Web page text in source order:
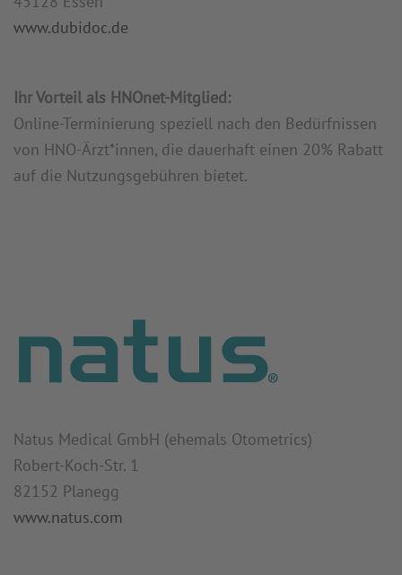
www.dubidoc.de
Ihr Vorteil als HNOnet-Mitglied:
Online-Terminierung speziell nach den Bedürfnissen
von HNO-Ärzt*innen, die dauerhaft einen 20% Rabatt
auf die Nutzungsgebühren bietet.
Natus Medical GmbH (ehemals Otometrics)
Robert-Koch-Str. 1
82152 Planegg
www.natus.com